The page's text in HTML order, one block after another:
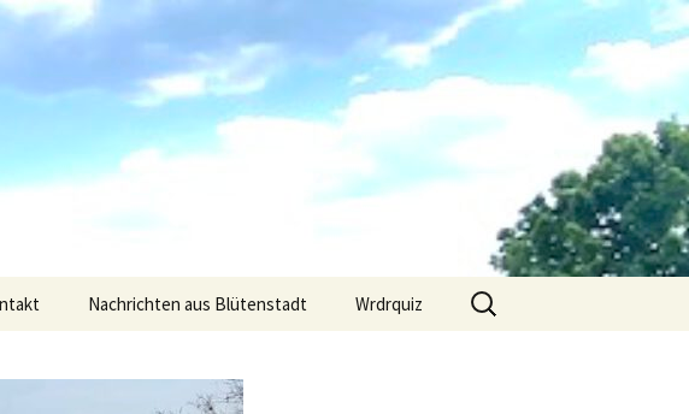
Nachrichten aus Blütenstadt Wrdrquiz
Suchen
nach: